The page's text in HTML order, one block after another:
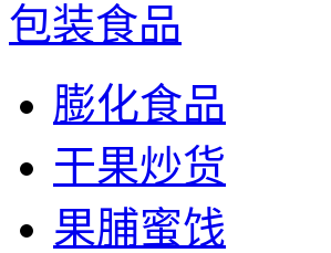
包装食品
膨化食品
干果炒货
果脯蜜饯